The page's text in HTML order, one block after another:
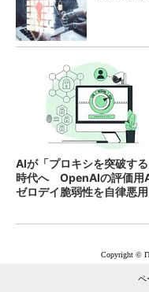
AIが「プロキシを突破する
時代へ OpenAIの評価用
ゼロデイ脆弱性を自律悪用
Copyright ©
ペ